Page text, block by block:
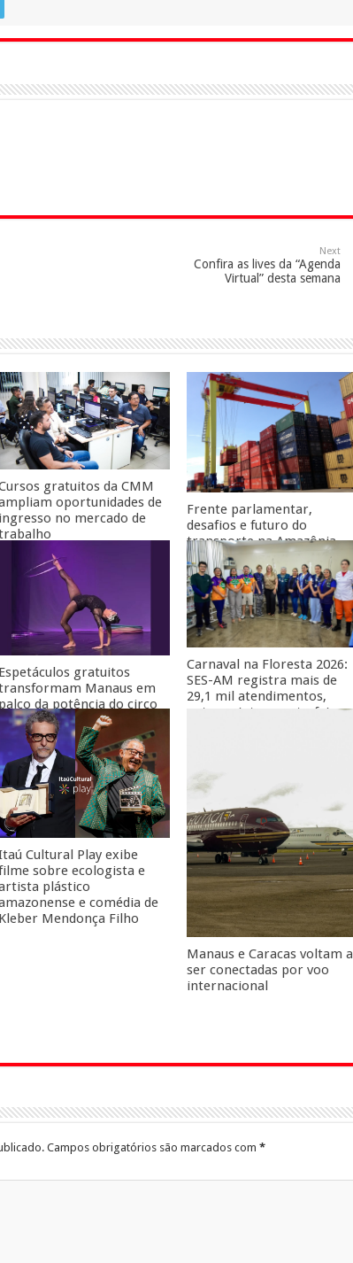
Next
Confira as lives da “Agenda
Virtual” desta semana
gratuitos da CMM
oportunidades de
ingresso no mercado de
Frente parlamentar,
desafios e futuro do
transporte na Amazônia
são temas de evento
internacional em Manaus
Espetáculos gratuitos
Manaus em
palco da potência do circo
com a II
CACIRCO
Carnaval na Floresta 2026:
SES-AM registra mais de
29,1 mil atendimentos,
entre quinta e sexta-feira
Cultural Play exibe
sobre ecologista e
plástico
e comédia de
Kleber Mendonça Filho
Manaus e Caracas voltam a
ser conectadas por voo
internacional
Campos obrigatórios são marcados com *